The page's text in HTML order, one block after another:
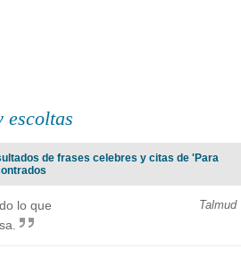
escoltas
de frases celebres y citas de 'Para
Talmud
lo que